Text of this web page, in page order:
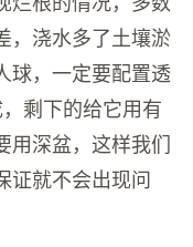
，浇水多了土壤淤
球，一定要配置透
剩下的给它用有
深盆，这样我们
证就不会出现问